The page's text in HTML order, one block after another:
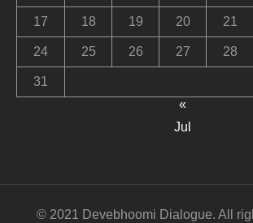
17 18 19 20 21
24 25 26 27 28
31
«
Jul
© 2021 Devebhoomi Dialogue. All